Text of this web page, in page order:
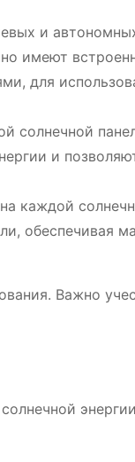
и
имеют
для
солнечной
и
каждой
обеспечивая
Важно